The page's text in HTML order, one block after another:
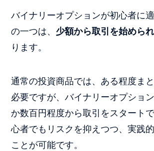
バイナリーオプションが初心者に
の一つは、 少額から取引を始めら
ります。
通常の投資商品では、ある程度ま
必要ですが、バイナリーオプショ
か数百円程度から取引をスタート
心者でもリスクを抑えつつ、実践
ことが可能です。